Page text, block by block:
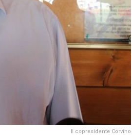
Il copresidente Corvino